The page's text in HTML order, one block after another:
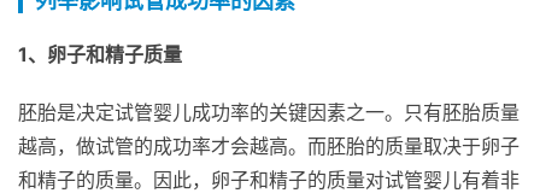
1、卵子和精子质量
胚胎是决定试管婴儿成功率的关键因素之一。只有胚胎质量
越高，做试管的成功率才会越高。而胚胎的质量取决于卵子
和精子的质量。因此，卵子和精子的质量对试管婴儿有着非